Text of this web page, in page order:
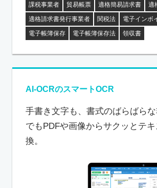
課税事業者
貿易帳票 適格簡易請求書
適
適格請求書発行事業者
関税法
電子インボ
電子帳簿保存
電子帳簿保存法 領収書
AI-OCRのスマートOCR
手書き文字も、書式のばらばら
でもPDFや画像からサクッとテ
換。